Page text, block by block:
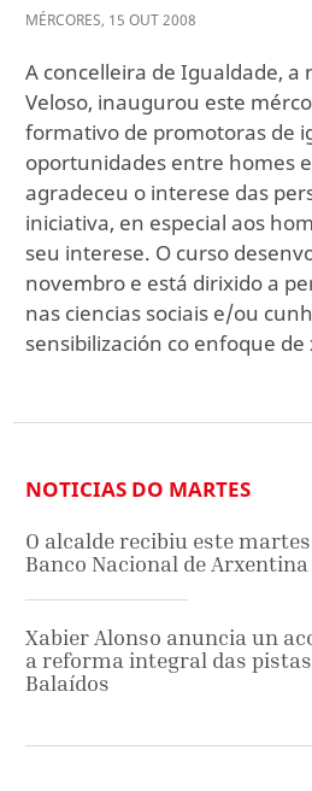
MÉRCORES, 15 OUT2008
A concelleira de Igualdade, a
Veloso, inaugurou este
formativo de promotoras de
oportunidades entre homes
agradeceu o interese das
iniciativa, en especial aos
seu interese. O curso
novembro e está dirixido a
nas ciencias sociais e/ou
sensibilización co enfoque
NOTICIAS DO MARTES
O alcalde recibiu este
Banco Nacional de Arxentina
Xabier Alonso anuncia un
a reforma integral das
Balaídos